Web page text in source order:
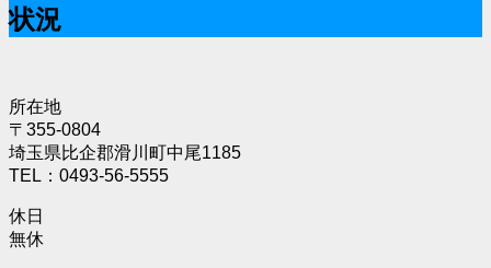
状況
所在地
〒355-0804
埼玉県比企郡滑川町中尾1185
TEL：0493-56-5555
休日
無休